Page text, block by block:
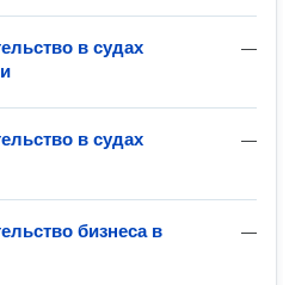
—
в судах
—
в судах
—
бизнеса в